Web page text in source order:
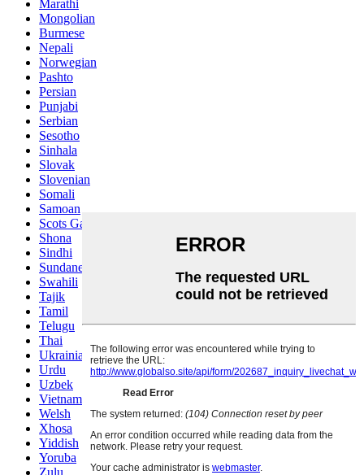
Marathi
Mongolian
Burmese
Nepali
Norwegian
Pashto
Persian
Punjabi
Serbian
Sesotho
Sinhala
Slovak
Slovenian
Somali
Samoan
Scots Gaelic
Shona
Sindhi
Sundanese
Swahili
Tajik
Tamil
Telugu
Thai
Ukrainian
Urdu
Uzbek
Vietnamese
Welsh
Xhosa
Yiddish
Yoruba